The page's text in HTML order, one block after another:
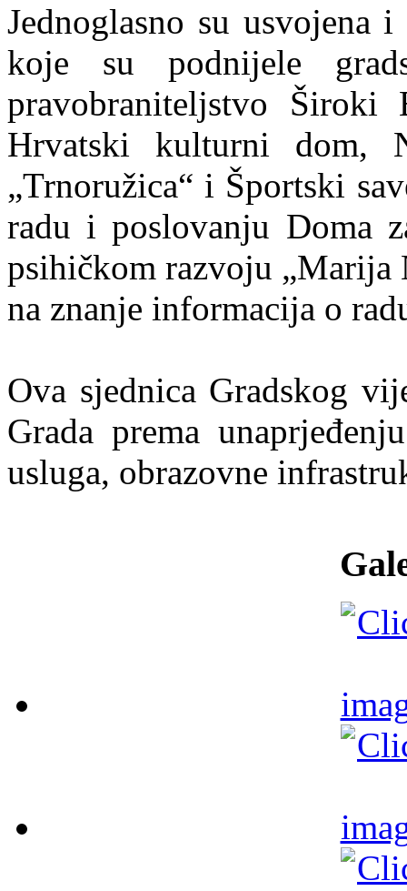
Jednoglasno su usvojena
koje su podnijele
pravobraniteljstvo
Hrvatski kulturni dom,
„Trnoružica“ i Športski
radu i poslovanju Doma
psihičkom razvoju „Marija
na znanje informacija o
Ova sjednica Gradskog
Grada prema
usluga, obrazovne